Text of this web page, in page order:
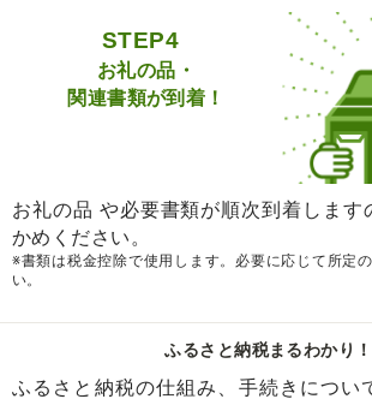
STEP4
お礼の品・
関連書類が到着！
お礼の品 や必要書類が順次到着します
かめください。
※書類は税金控除で使用します。必要に応じて所定
い。
ふるさと納税まるわかり！
ふるさと納税の仕組み、手続きについ